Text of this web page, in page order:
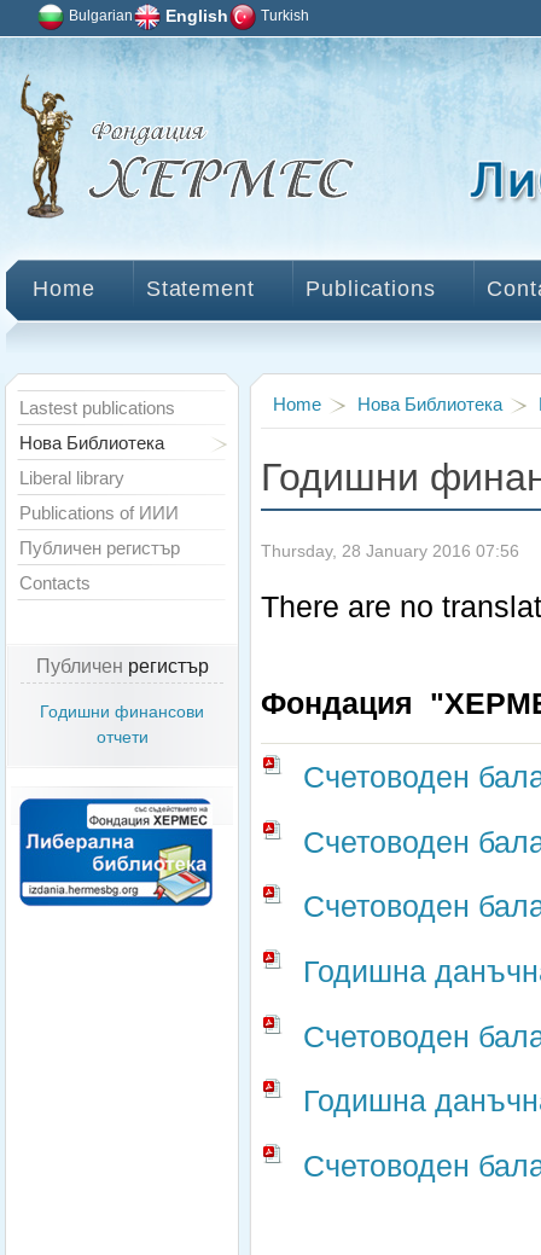
Bulgarian English Turkish
Home Statement Publications
Home Нова Библиотека
Годишни
Thursday, 28 January 2016 07:56
There are no
Фондация
Счетоводен
Счетоводен
Счетоводен
Годишна
Счетоводен
Годишна
Счетоводен
Lastest publications
Нова Библиотека
Liberal library
Publications of ИИИ
Публичен регистър
Contacts
Публичен регистър
Годишни финансови
отчети